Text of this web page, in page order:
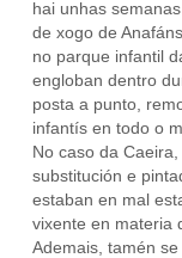
hai unhas
de xogo de
no parque infantil
engloban dentro
posta a punto,
infantís en todo o
No caso da
substitución e
estaban en mal
vixente en materia
Ademais, tamén